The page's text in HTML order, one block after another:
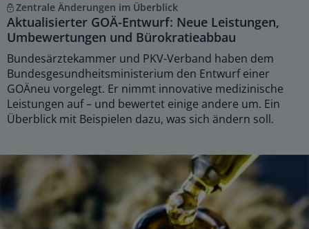
Zentrale Änderungen im Überblick
Aktualisierter GOÄ-Entwurf: Neue Leistungen,
Umbewertungen und Bürokratieabbau
Bundesärztekammer und PKV-Verband haben dem
Bundesgesundheitsministerium den Entwurf einer
GOÄneu vorgelegt. Er nimmt innovative medizinische
Leistungen auf – und bewertet einige andere um. Ein
Überblick mit Beispielen dazu, was sich ändern soll.